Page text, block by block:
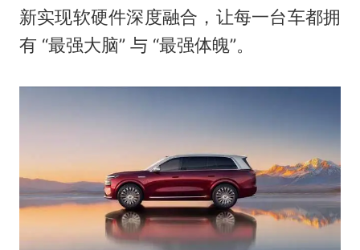
新实现软硬件深度融合，让每一台车都拥
有 “最强大脑” 与 “最强体魄”。